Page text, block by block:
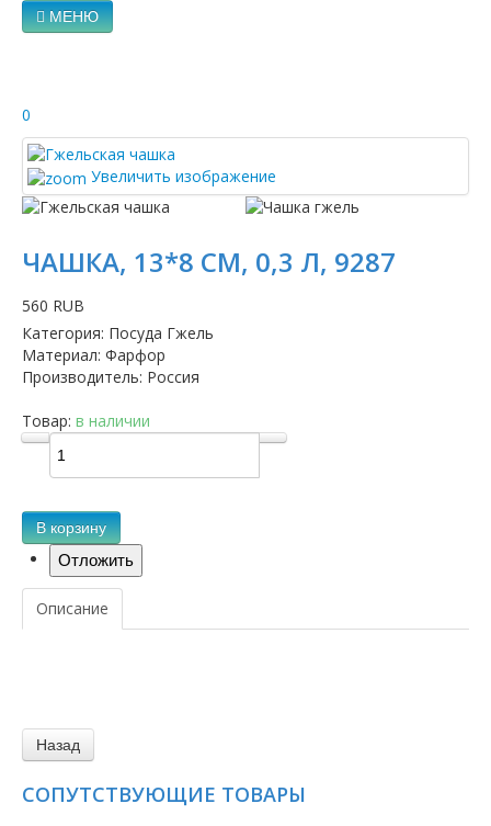
МЕНЮ
0
Увеличить изображение
ЧАШКА, 13*8 СМ, 0,3 Л, 9287
560 RUB
Категория: Посуда Гжель
Материал: Фарфор
Производитель: Россия
Товар: в наличии
В корзину
Описание
СОПУТСТВУЮЩИЕ ТОВАРЫ